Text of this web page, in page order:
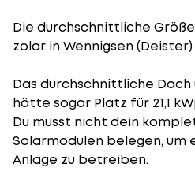
Die durchschnittliche
zolar in Wennigsen
Das durchschnittliche Dach
hätte sogar Platz für 21,1
Du musst nicht dein
Solarmodulen belegen, um
Anlage zu betreiben.